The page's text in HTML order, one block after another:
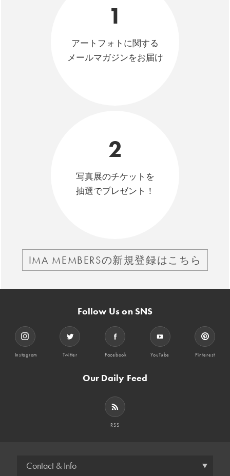
1
アートフォトに関する
メールマガジンをお届け
2
写真展のチケットを
抽選でプレゼント！
IMA MEMBERSの新規登録はこちら
Follow Us on SNS
Instagram Twitter Facebook YouTube Pinterest
Our Daily Feed
RSS
Contact & Info